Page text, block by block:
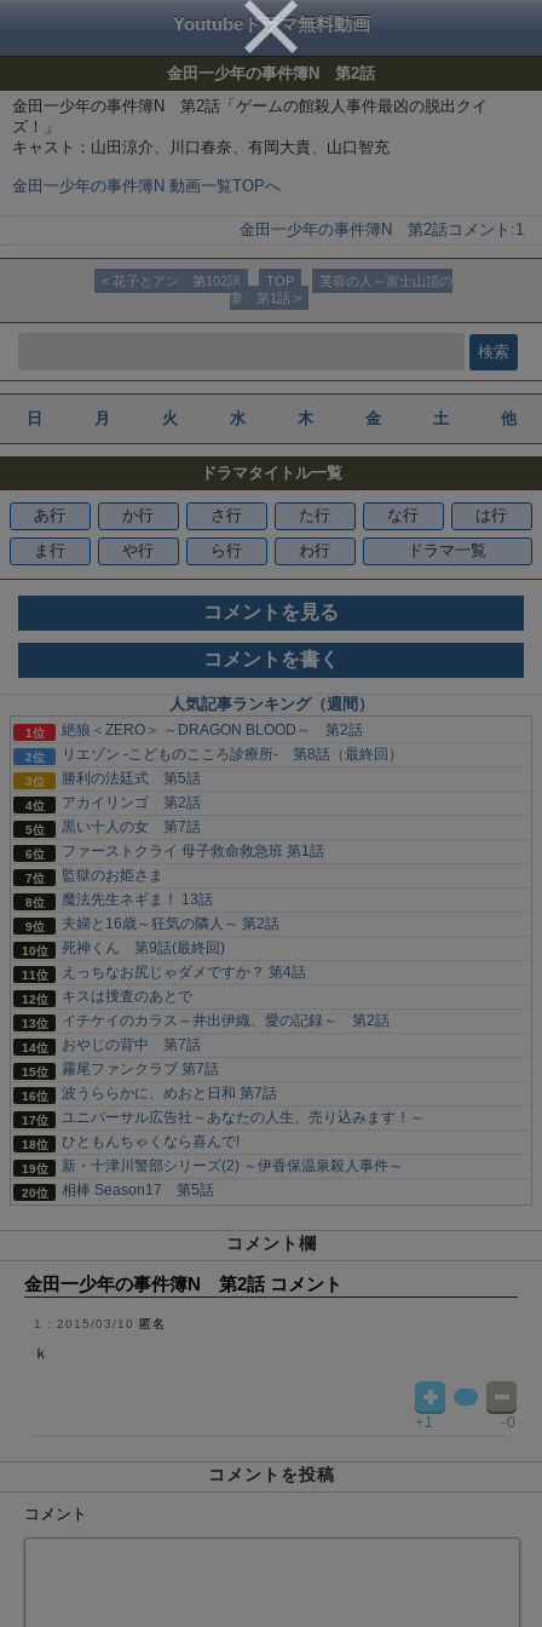
Youtubeドラマ無料動画
金田一少年の事件簿N 第2話
金田一少年の事件簿N 第2話「ゲームの館殺人事件最凶の脱出クイ
ズ！」
キャスト：山田涼介、川口春奈、有岡大貴、山口智充
金田一少年の事件簿N 動画一覧TOPへ
金田一少年の事件簿N 第2話 コメント:1
< 花子とアン 第102話 TOP
芙蓉の人～富士山頂の
妻 第1話 >
日 月 火 水 木 金 土 他
ドラマタイトル一覧
あ行 か行 さ行 た行 な行
は行
ま行
や行 ら行 わ行 ドラマ一覧
コメントを見る
コメントを書く
人気記事ランキング（週間）
絶狼＜ZERO＞ ～DRAGON BLOOD～ 第2話
リエゾン -こどものこころ診療所- 第8話（最終回）
勝利の法廷式 第5話
アカイリンゴ 第2話
黒い十人の女 第7話
ファーストクライ 母子救命救急班 第1話
監獄のお姫さま
魔法先生ネギま！ 13話
夫婦と16歳～狂気の隣人～ 第2話
死神くん 第9話(最終回)
えっちなお尻じゃダメですか？ 第4話
キスは捜査のあとで
イチケイのカラス～井出伊織、愛の記録～ 第2話
おやじの背中 第7話
霧尾ファンクラブ 第7話
波うららかに、めおと日和 第7話
ユニバーサル広告社～あなたの人生、売り込みます！～
ひともんちゃくなら喜んで!
新・十津川警部シリーズ(2) ～伊香保温泉殺人事件～
相棒 Season17 第5話
コメント欄
金田一少年の事件簿N 第2話 コメント
2015/03/10 匿名
ｋ
+1 -0
コメントを投稿
コメント